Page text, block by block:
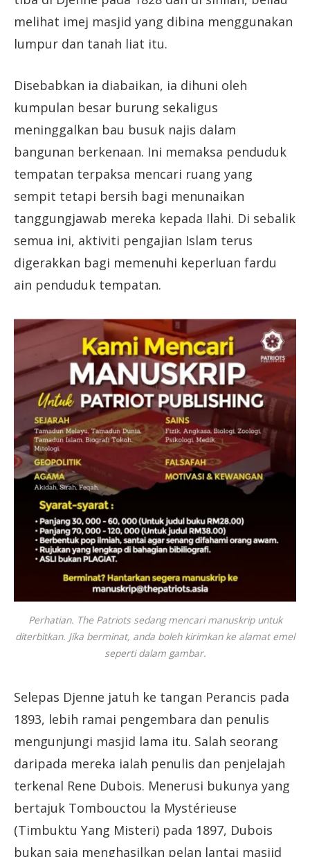
melihat imej masjid yang dibina menggunakan
lumpur dan tanah liat itu.
Disebabkan ia diabaikan, ia dihuni oleh
kumpulan besar burung sekaligus
meninggalkan bau busuk najis dalam
bangunan berkenaan. Ini memaksa penduduk
tempatan terpaksa mencari ruang yang
sempit tetapi bersih bagi menunaikan
tanggungjawab mereka kepada Ilahi. Di sebalik
semua ini, aktiviti pengajian Islam terus
digerakkan bagi memenuhi keperluan fardu
ain penduduk tempatan.
Perhatian. The Patriots sedang mencari manuskrip untuk
diterbitkan. Jika berminat, anda boleh kirimkan ke alamat emel
seperti dalam gambar.
Selepas Djenne jatuh ke tangan Perancis pada
1893, lebih ramai pengembara dan penulis
mengunjungi masjid lama itu. Salah seorang
daripada mereka ialah penulis dan penjelajah
terkenal Rene Dubois. Menerusi bukunya yang
bertajuk Tombouctou la Mystérieuse
(Timbuktu Yang Misteri) pada 1897, Dubois
bukan saja menghasilkan pelan lantai masjid